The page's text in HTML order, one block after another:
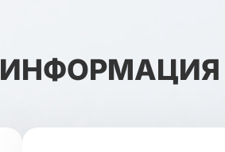
ИНФОРМАЦИЯ